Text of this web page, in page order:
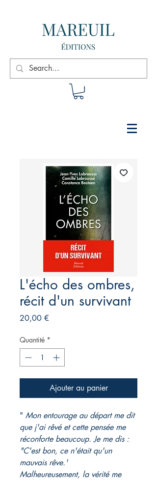
L'écho des ombres,
récit d'un survivant
20,00 €
Quantité *
Ajouter au panier
" Mon entourage au départ me dit
que j'ai rêvé et cette pensée me
réconforte beaucoup. Je me dis :
"C'est bon, ce n'était qu'un
mauvais rêve.'
Malheureusement, la vérité me